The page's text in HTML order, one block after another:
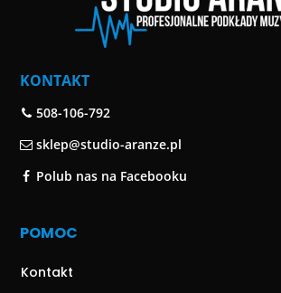
KONTAKT
508-106-792
sklep@studio-aranze.pl
Polub nas na Facebooku
POMOC
Kontakt